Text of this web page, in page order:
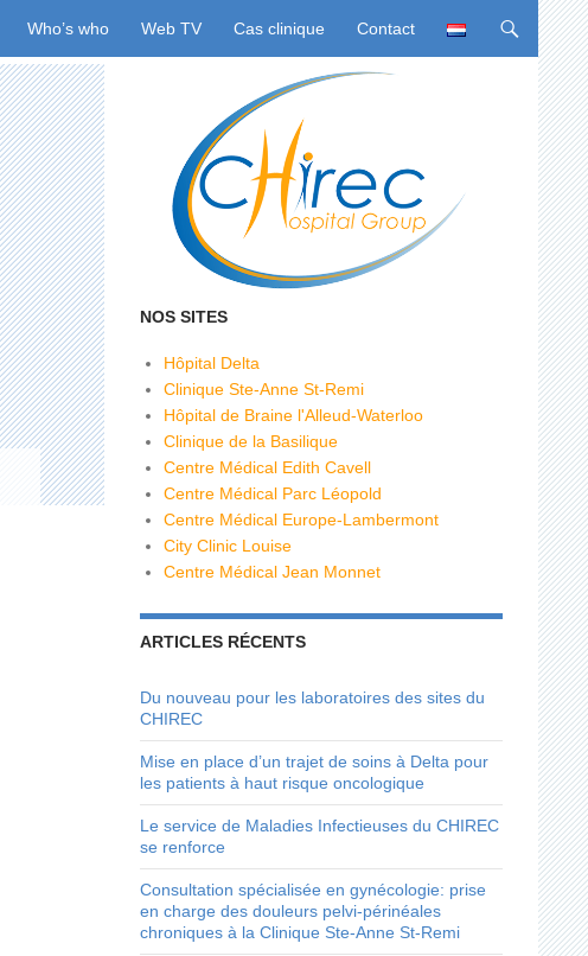
Who’s who Web TV Cas clinique Contact
NOS SITES
Hôpital Delta
Clinique Ste-Anne St-Remi
Hôpital de Braine l'Alleud-Waterloo
Clinique de la Basilique
Centre Médical Edith Cavell
Centre Médical Parc Léopold
Centre Médical Europe-Lambermont
City Clinic Louise
Centre Médical Jean Monnet
ARTICLES RÉCENTS
Du nouveau pour les laboratoires des sites du
CHIREC
Mise en place d’un trajet de soins à Delta pour
les patients à haut risque oncologique
Le service de Maladies Infectieuses du CHIREC
se renforce
Consultation spécialisée en gynécologie: prise
en charge des douleurs pelvi-périnéales
chroniques à la Clinique Ste-Anne St-Remi